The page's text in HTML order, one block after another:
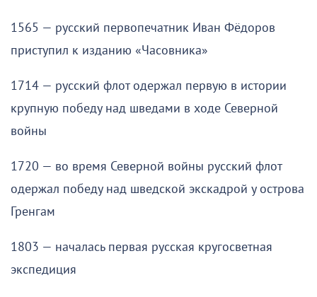
1565 — русский первопечатник Иван Фёдоров
приступил к изданию «Часовника»
1714 — русский флот одержал первую в истории
крупную победу над шведами в ходе Северной
войны
1720 — во время Северной войны русский флот
одержал победу над шведской экскадрой у острова
Гренгам
1803 — началась первая русская кругосветная
экспедиция